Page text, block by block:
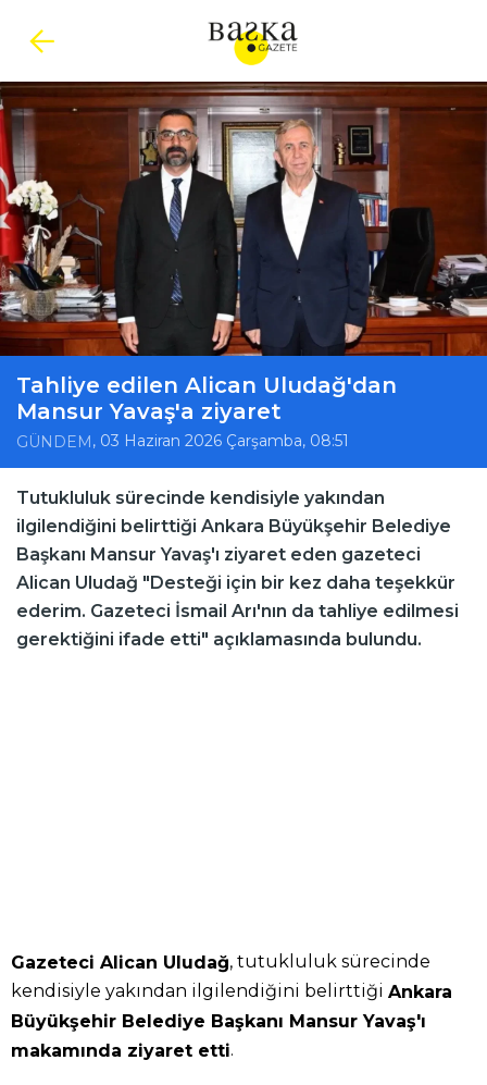
Tahliye edilen Alican Uludağ'dan
Mansur Yavaş'a ziyaret
GÜNDEM , 03 Haziran 2026 Çarşamba, 08:51
Tutukluluk sürecinde kendisiyle yakından
ilgilendiğini belirttiği Ankara Büyükşehir Belediye
Başkanı Mansur Yavaş'ı ziyaret eden gazeteci
Alican Uludağ "Desteği için bir kez daha teşekkür
ederim. Gazeteci İsmail Arı'nın da tahliye edilmesi
gerektiğini ifade etti" açıklamasında bulundu.
Gazeteci Alican Uludağ, tutukluluk sürecinde
kendisiyle yakından ilgilendiğini belirttiği Ankara
Büyükşehir Belediye Başkanı Mansur Yavaş'ı
makamında ziyaret etti.